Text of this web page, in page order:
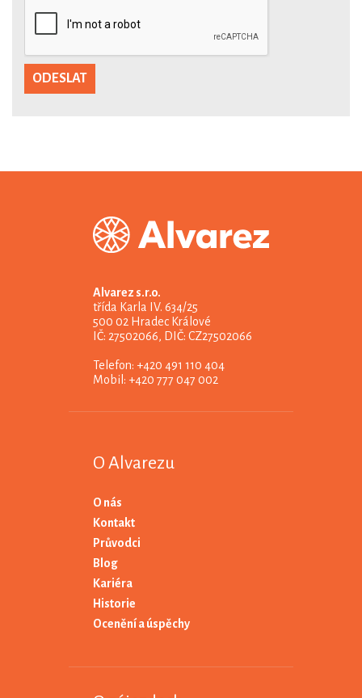
Alvarez s.r.o.
třída Karla IV. 634/25
500 02 Hradec Králové
IČ: 27502066, DIČ: CZ27502066
Telefon: +420 491 110 404
Mobil: +420 777 047 002
O Alvarezu
O nás
Kontakt
Průvodci
Blog
Kariéra
Historie
Ocenění a úspěchy